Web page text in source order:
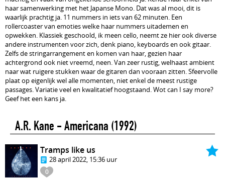
haar samenwerking met het Japanse Mono. Dat was al mooi, dit is
waarlijk prachtig ja. 11 nummers in iets van 62 minuten. Een
rollercoaster van emoties welke haar nummers uitademen en
opwekken. Klassiek geschoold, ik meen cello, neemt ze hier ook diverse
andere instrumenten voor zich, denk piano, keyboards en ook gitaar.
Zelfs de stringarrangement en komen van haar, gezien haar
achtergrond ook niet vreemd, neen. Van zeer rustig, welhaast ambient
naar wat ruigere stukken waar de gitaren dan vooraan zitten. Sfeervolle
plaat op eigenlijk wel alle momenten, niet enkel de meest rustige
passages. Variatie veel en kwalitatief hoogstaand. Wot can I say more?
Geef het een kans ja.
A.R. Kane - Americana (1992)
0
Tramps like us
28 april 2022, 15:36 uur